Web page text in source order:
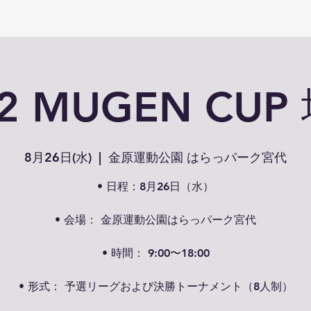
MUGEN CUP
8月26日(水)
  |
金原運動公園 はらっパーク宮代
• 日程：8月26日（水）
• 会場： 金原運動公園はらっパーク宮代
• 時間： 9:00〜18:00
• 形式： 予選リーグおよび決勝トーナメント（8人制）